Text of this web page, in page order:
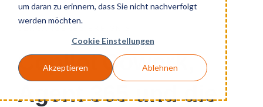
um daran zu erinnern, dass Sie nicht nachverfolgt
werden möchten.
Cookie Einstellungen
Akzeptieren Ablehnen
Copilot Cowork,
Agent 365 und die